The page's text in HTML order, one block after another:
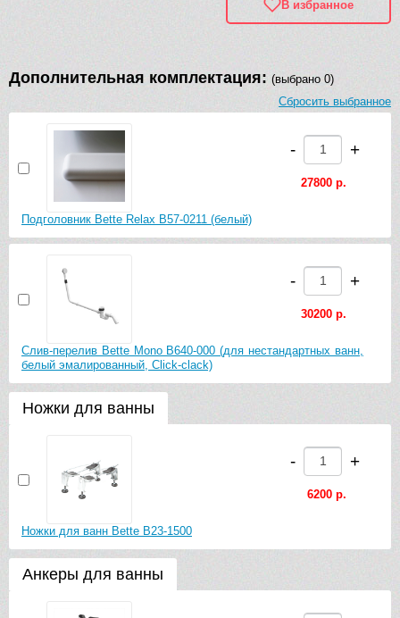
В избранное
Дополнительная комплектация: (выбрано 0)
Сбросить выбранное
Подголовник Bette Relax B57-0211 (белый)
- +
27800 р.
Слив-перелив Bette Mono B640-000 (для нестандартных ванн,
белый эмалированный, Click-clack)
- +
30200 р.
Ножки для ванны
Ножки для ванн Bette B23-1500
- +
6200 р.
Анкеры для ванны